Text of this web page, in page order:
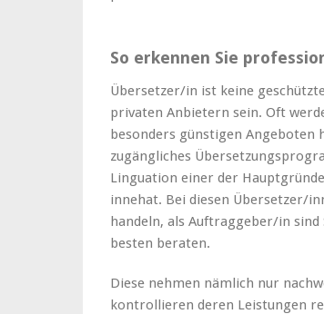
So erkennen Sie
Übersetzer/in ist keine
privaten Anbietern sein. Oft
besonders günstigen Angeboten
zugängliches
Linguation einer der
innehat. Bei diesen Übersetzer/
handeln, als Auftraggeber/in
besten beraten.
Diese nehmen nämlich nur
kontrollieren deren Leistungen